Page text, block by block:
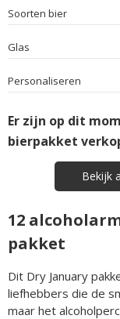
Soorten bier
Glas
Personaliseren
Er zijn op dit
bierpakket
Bekijk
12
pakket
Dit Dry January
liefhebbers die de
maar het